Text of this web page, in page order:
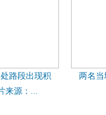
路段出现积
来源：...
两名